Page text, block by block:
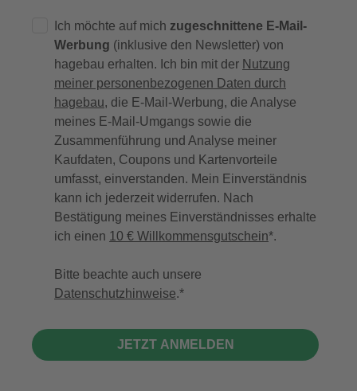
Ich möchte auf mich zugeschnittene E-Mail-
Werbung (inklusive den Newsletter) von
hagebau erhalten. Ich bin mit der Nutzung
meiner personenbezogenen Daten durch
hagebau, die E-Mail-Werbung, die Analyse
meines E-Mail-Umgangs sowie die
Zusammenführung und Analyse meiner
Kaufdaten, Coupons und Kartenvorteile
umfasst, einverstanden. Mein Einverständnis
kann ich jederzeit widerrufen. Nach
Bestätigung meines Einverständnisses erhalte
ich einen 10 € Willkommensgutschein*.
Bitte beachte auch unsere
Datenschutzhinweise.
JETZT ANMELDEN